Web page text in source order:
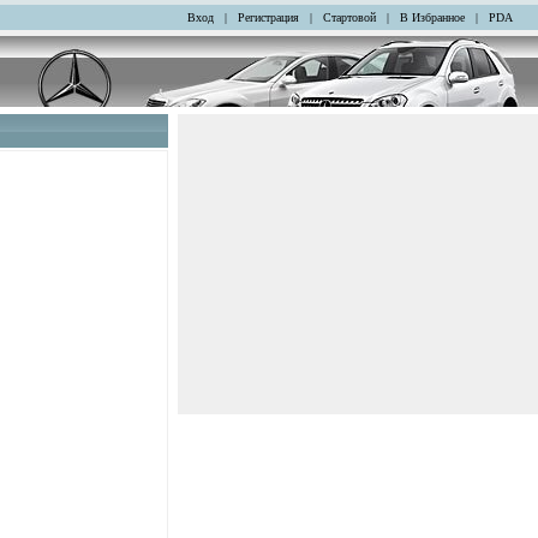
Вход | Регистрация | Стартовой | В Избранное | PDA